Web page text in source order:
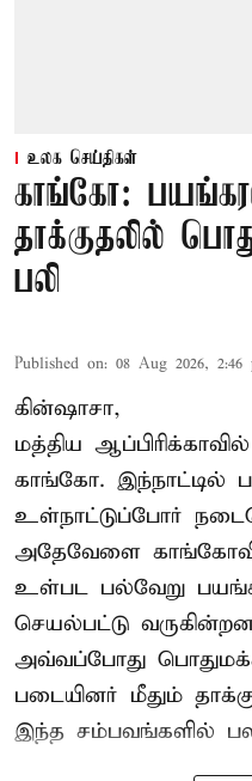
உலக செய்திகள்
காங்கோ:
தாக்குதலில்
பலி
Published on: 08 Aug 2026, 2:46
கின்ஷாசா,
மத்திய
காங்கோ. இந்நாட்டில்
உள்நாட்டுப்போர்
அதேவேளை
உள்பட பல்வேறு
செயல்பட்டு
அவ்வப்போது
படையினர் மீதும்
இந்த சம்பவங்களில்